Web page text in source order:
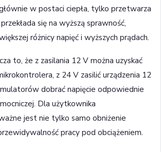
w postaci ciepła, tylko przetwarza
się na wyższą sprawność,
różnicy napięć i wyższych prądach.
to, że z zasilania 12 V można uzyskać
z 24 V zasilić urządzenia 12
dobrać napięcie odpowiednie
Dla użytkownika
jest nie tylko samo obniżenie
pracy pod obciążeniem.